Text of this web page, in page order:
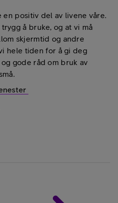
positiv del av livene våre.
å bruke, og at vi må
skjermtid og andre
hele tiden for å gi deg
gode råd om bruk av